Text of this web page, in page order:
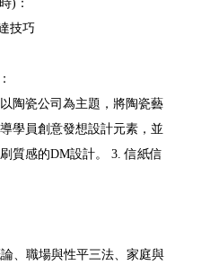
)：
技巧
陶瓷公司為主題，將陶瓷藝
學員創意發想設計元素，並
質感的DM設計。 3. 信紙信
、職場與性平三法、家庭與